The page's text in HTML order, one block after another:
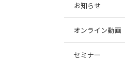
お知らせ
オンライン動画
セミナー